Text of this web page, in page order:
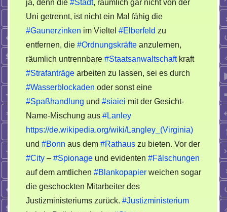
ja, denn die #Stadt, räumlich gar nicht von der
Uni getrennt, ist nicht ein Mal fähig die
#Gaunerzinken im Vieltel #Elberfeld zu
entfernen, die #Ordnungskräfte anzulernen,
räumlich untrennbare #Staatsanwaltschaftkraft
#Strafanträge arbeiten zu lassen, sei es durch
#Wasserblockaden oder sonst eine
#Spaßhandlung und #siaiei mit der Gesicht-
Name-Mischung aus #Lanley
https://de.wikipedia.org/wiki/Langley_(Virginia)
und #Bonn aus dem #Rathaus zu bieten. Vor der
#City – #Spionage und evidenten #Fälschungen
auf dem amtlichen #Blankopapier weichen sogar
die geschockten Mitarbeiter des
Justizministeriums zurück. #Justizministerium